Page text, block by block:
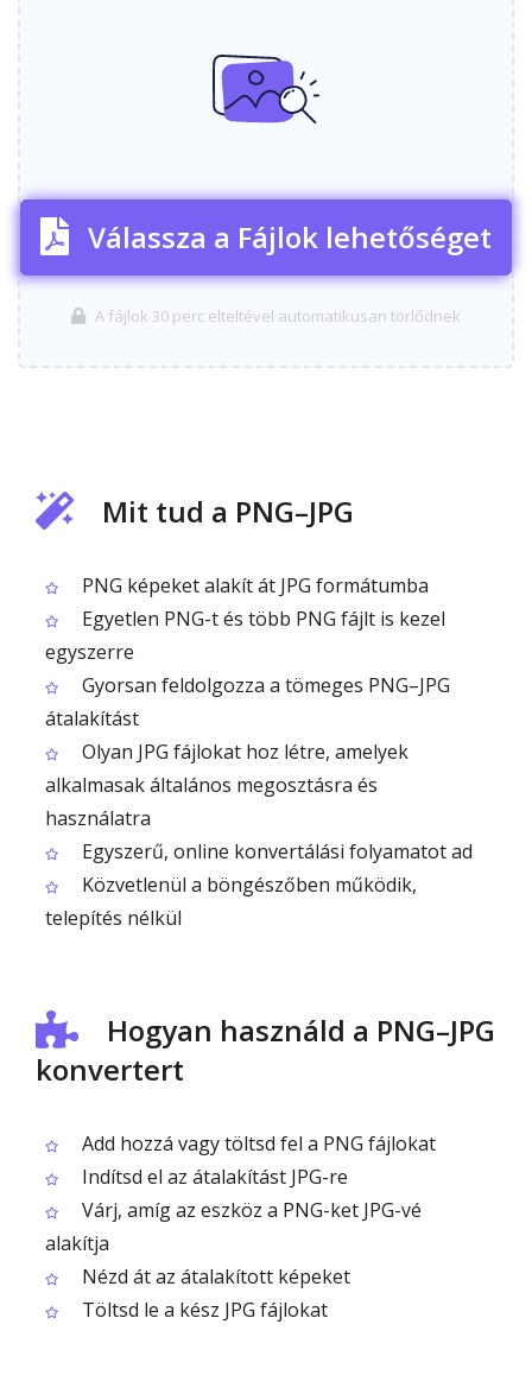
Válassza a Fájlok lehetőséget
A fájlok 30 perc elteltével automatikusan törlődnek
Mit tud a PNG–JPG
PNG képeket alakít át JPG formátumba
Egyetlen PNG-t és több PNG fájlt is kezel
egyszerre
Gyorsan feldolgozza a tömeges PNG–JPG
átalakítást
Olyan JPG fájlokat hoz létre, amelyek
alkalmasak általános megosztásra és
használatra
Egyszerű, online konvertálási folyamatot ad
Közvetlenül a böngészőben működik,
telepítés nélkül
Hogyan használd a PNG–JPG
konvertert
Add hozzá vagy töltsd fel a PNG fájlokat
Indítsd el az átalakítást JPG-re
Várj, amíg az eszköz a PNG-ket JPG-vé
alakítja
Nézd át az átalakított képeket
Töltsd le a kész JPG fájlokat